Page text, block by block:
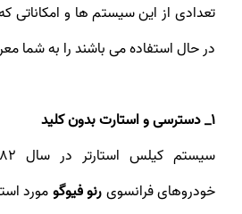
تعدادی از این سیستم ها و امکاناتی
در حال استفاده می باشند را به شما
1
_دسترسی و استارت بدون کلید
خودروهای فرانسویرنو فیوگومورد